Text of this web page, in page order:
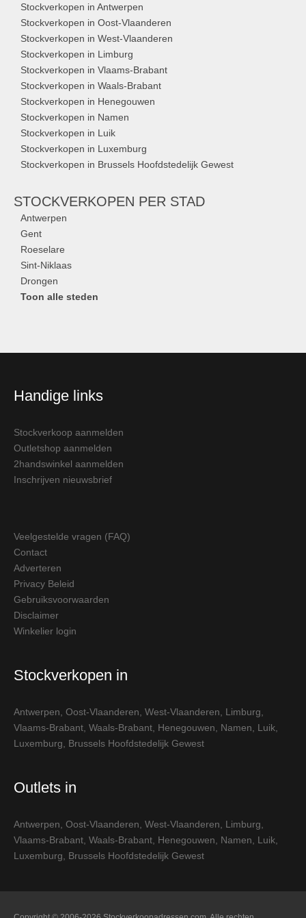
Stockverkopen in Antwerpen
Stockverkopen in Oost-Vlaanderen
Stockverkopen in West-Vlaanderen
Stockverkopen in Limburg
Stockverkopen in Vlaams-Brabant
Stockverkopen in Waals-Brabant
Stockverkopen in Henegouwen
Stockverkopen in Namen
Stockverkopen in Luik
Stockverkopen in Luxemburg
Stockverkopen in Brussels Hoofdstedelijk Gewest
STOCKVERKOPEN PER STAD
Antwerpen
Gent
Roeselare
Sint-Niklaas
Drongen
Toon alle steden
Handige links
Stockverkoop aanmelden
Outletshop aanmelden
2handswinkel aanmelden
Inschrijven nieuwsbrief
Veelgestelde vragen (FAQ)
Contact
Adverteren
Privacy Beleid
Gebruiksvoorwaarden
Disclaimer
Winkelier login
Stockverkopen in
Antwerpen Oost-Vlaanderen West-Vlaanderen Limburg
Vlaams-Brabant Waals-Brabant Henegouwen Namen Luik
Luxemburg
Brussels Hoofdstedelijk Gewest
Outlets in
Antwerpen Oost-Vlaanderen West-Vlaanderen Limburg
Vlaams-Brabant Waals-Brabant Henegouwen Namen Luik
Luxemburg
Brussels Hoofdstedelijk Gewest